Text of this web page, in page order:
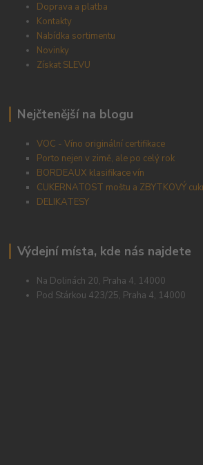
Doprava a platba
Kontakty
Nabídka sortimentu
Novinky
Získat SLEVU
Nejčtenější na blogu
VOC - Víno originální certifikace
Porto nejen v zimě, ale po celý rok
BORDEAUX klasifikace vín
CUKERNATOST moštu a ZBYTKOVÝ
DELIKATESY
Výdejní místa, kde nás najdete
Na Dolinách 20, Praha 4, 14000
Pod Stárkou 423/25, Praha 4, 14000